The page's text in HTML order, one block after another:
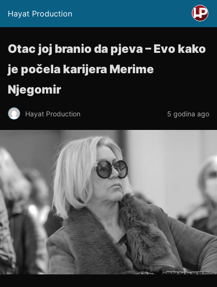
Hayat Production
Otac joj branio da pjeva – Evo kako
je počela karijera Merime
Njegomir
Hayat Production 5 godina ago